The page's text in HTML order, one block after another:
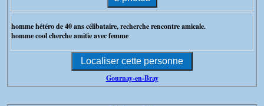
homme hétéro de 40 ans célibataire, recherche rencontre amicale.
homme cool cherche amitie avec femme
Gournay-en-Bray